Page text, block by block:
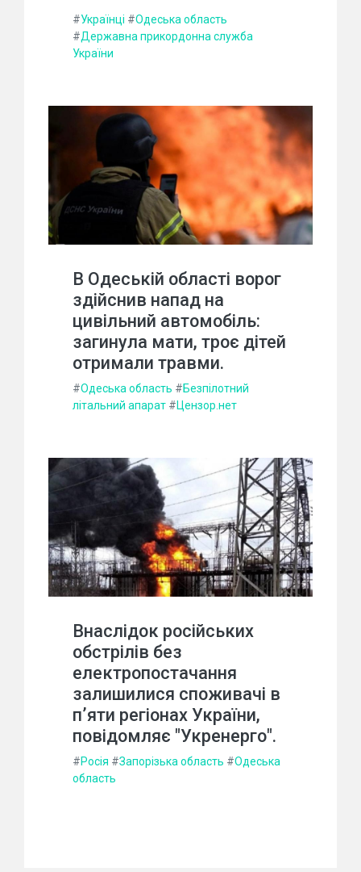
#Українці #Одеська область
#Державна прикордонна служба
України
В Одеській області ворог
здійснив напад на
цивільний автомобіль:
загинула мати, троє дітей
отримали травми.
#Одеська область #Безпілотний
літальний апарат #Цензор.нет
Внаслідок російських
обстрілів без
електропостачання
залишилися споживачі в
п’яти регіонах України,
повідомляє "Укренерго".
#Росія #Запорізька область #Одеська
область